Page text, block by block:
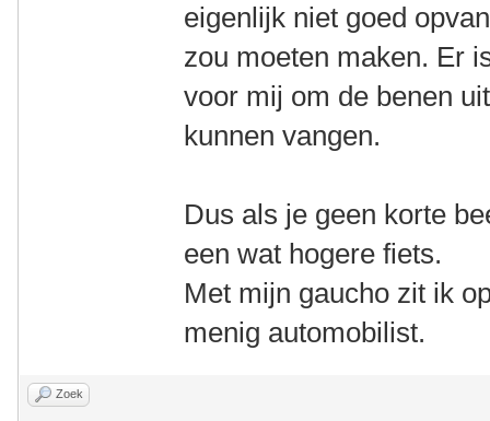
eigenlijk niet goed
zou moeten maken. Er
voor mij om de benen
kunnen vangen.
Dus als je geen korte
een wat hogere fiets.
Met mijn gaucho zit ik
menig automobilist.
Zoek